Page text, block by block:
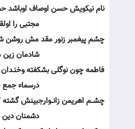
نام نیکویش حسن اوصاف اوباشد
مجتبی را اولقب
چشم پیغمبر زنور مقد مش روشن
شادمان زین مطلع
فاطمه چون نوگلی بشکفته
درسماء جمع ملائک
چشــم اهریمن زانــوارجبینش گشته
دشمنان دین همه